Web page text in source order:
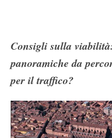
Consigli sulla
panoramiche da
per il traffico?